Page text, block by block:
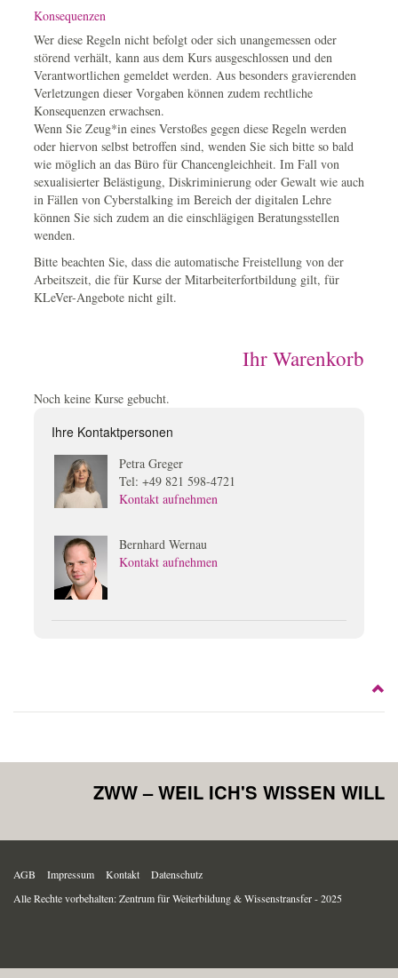
Konsequenzen
Wer diese Regeln nicht befolgt oder sich unangemessen oder
störend verhält, kann aus dem Kurs ausgeschlossen und den
Verantwortlichen gemeldet werden. Aus besonders gravierenden
Verletzungen dieser Vorgaben können zudem rechtliche
Konsequenzen erwachsen.
Wenn Sie Zeug*in eines Verstoßes gegen diese Regeln werden
oder hiervon selbst betroffen sind, wenden Sie sich bitte so bald
wie möglich an das Büro für Chancengleichheit. Im Fall von
sexualisierter Belästigung, Diskriminierung oder Gewalt wie auch
in Fällen von Cyberstalking im Bereich der digitalen Lehre
können Sie sich zudem an die einschlägigen Beratungsstellen
wenden.
Bitte beachten Sie, dass die automatische Freistellung von der
Arbeitszeit, die für Kurse der Mitarbeiterfortbildung gilt, für
KLeVer-Angebote nicht gilt.
Ihr Warenkorb
Noch keine Kurse gebucht.
Ihre Kontaktpersonen
Petra Greger
Tel: +49 821 598-4721
Kontakt aufnehmen
Bernhard Wernau
Kontakt aufnehmen
ZWW – WEIL ICH'S WISSEN WILL
AGB Impressum Kontakt
Datenschutz
Alle Rechte vorbehalten: Zentrum für Weiterbildung & Wissenstransfer - 2025